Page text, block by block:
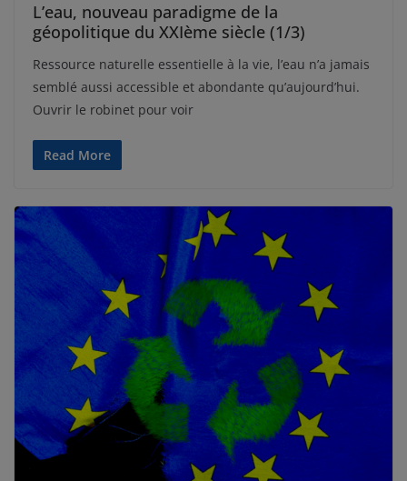
L’eau, nouveau paradigme de la
géopolitique du XXIème siècle (1/3)
Ressource naturelle essentielle à la vie, l’eau n’a jamais
semblé aussi accessible et abondante qu’aujourd’hui.
Ouvrir le robinet pour voir
Read More